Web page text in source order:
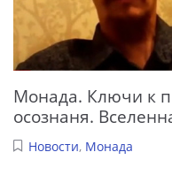
Монада. Ключи к
осознаня.
Новости, Монада